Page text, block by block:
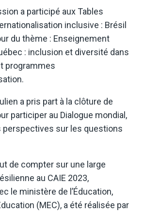
a participé aux Tables
inclusive : Brésil
du thème : Enseignement
: inclusion et diversité dans
programmes
a pris part à la clôture de
participer au Dialogue mondial,
perspectives sur les questions
de compter sur une large
au CAIE 2023,
le ministère de l’Éducation,
(MEC), a été réalisée par